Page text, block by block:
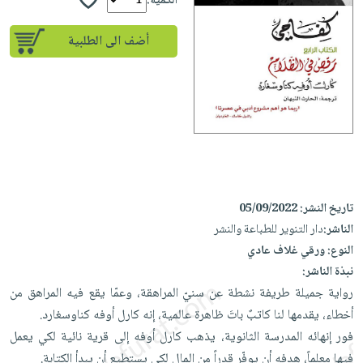
إختياراتنا
كتب
أكاديمية
صندوق
English
iKitab
بلا
حدود
أسئلة
طرحها
على
Android
تحميل
iKitab
على
Apple
أسئلة
يتكرر
طرحها
تحميل
masmu3
على
Apple
المواضيع
الأكثر
مبيعاً
إختياراتنا
جوائز
تعليمية
الصحة
والعناية
الشخصية
العناية
الشخصية
العناية
وتصفيف
الشعر
العناية
بالجسم
والسفرة
جديد
الكل
أواني
الطهي
أدوات
متجر
الهدايا
أقسام
أضف الى الطلبية
تاريخ النشر:05/09/2022
الناشر:دار التنوير للطباعة والنشر
النوع:ورقي غلاف عادي
نبذة الناشر:
رواية جميلة طريفة نشطة عن سنيّ المراهقة، وعمّا يقع فيه المراهق من
أخطاء، يقدمها لنا كاتبٌ باتَ ظاهرة عالمية، إنه كارل أوفه كناوسغارد.
فور إنهائه المدرسة الثانوية، يذهب كارل أوفه إلى قرية نائية لكي يعمل